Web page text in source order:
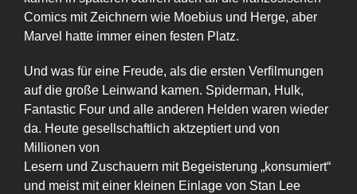
Comics mit Zeichnern wie Moebius und Herge, aber
Marvel hatte immer einen festen Platz.
Und was für eine Freude, als die ersten Verfilmungen
auf die große Leinwand kamen. Spiderman, Hulk,
Fantastic Four und alle anderen Helden waren wieder
da. Heute gesellschaftlich aktzeptiert und von
Millionen von
Lesern und Zuschauern mit Begeisterung „konsumiert“
und meist mit einer kleinen Einlage von Stan Lee